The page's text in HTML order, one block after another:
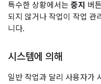
특수한 상황에서는 중지 버
되지 않거나 작업이 작업 관
니다.
시스템에 의해
일반 작업과 달리 사용자가